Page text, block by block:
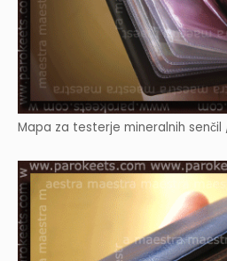
Mapa za testerje mineralnih